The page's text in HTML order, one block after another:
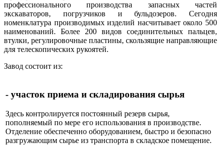
профессионального производства запасных частей
экскаваторов, погрузчиков и бульдозеров. Сегодня
номенклатура производимых изделий насчитывает около 500
наименований. Более 200 видов соединительных пальцев,
втулки, регулировочные пластины, скользящие направляющие
для телескопических рукоятей.
Завод состоит из:
- участок приема и складирования сырья
Здесь контролируется постоянный резерв сырья,
пополняемый по мере его использования в производстве.
Отделение обеспеченно оборудованием, быстро и безопасно
разгружающим сырье из транспорта в складское помещение.